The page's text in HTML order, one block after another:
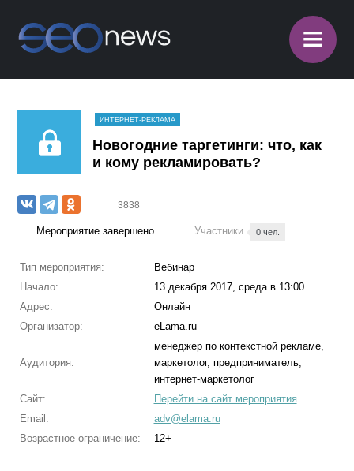
≡
ИНТЕРНЕТ-РЕКЛАМА
Новогодние таргетинги: что, как
и кому рекламировать?
3838
Мероприятие завершено Участники 0 чел.
Тип мероприятия:
Вебинар
Начало:
13 декабря 2017, среда в 13:00
Адрес:
Онлайн
Организатор:
eLama.ru
Аудитория:
менеджер по контекстной рекламе,
маркетолог, предприниматель,
интернет-маркетолог
Сайт:
Перейти на сайт мероприятия
Email:
adv@elama.ru
Возрастное ограничение:
12+